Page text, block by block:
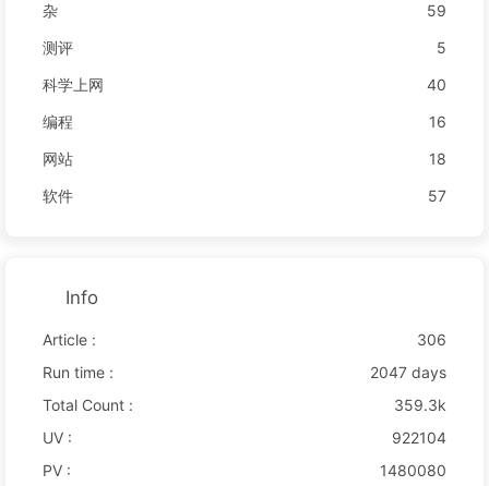
杂
59
测评
5
科学上网
40
编程
16
网站
18
软件
57
Info
Article :
306
Run time :
2047 days
Total Count :
359.3k
UV :
922104
PV :
1480080